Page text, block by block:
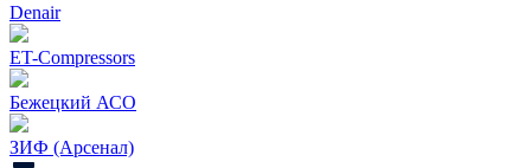
Denair
ET-Compressors
Бежецкий АСО
ЗИФ (Арсенал)